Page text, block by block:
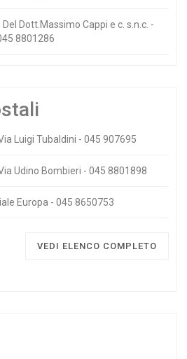
Dott.Massimo Cappi e c. s.n.c. -
8801286
Luigi Tubaldini - 045 907695
Udino Bombieri - 045 8801898
Europa - 045 8650753
VEDI ELENCO COMPLETO